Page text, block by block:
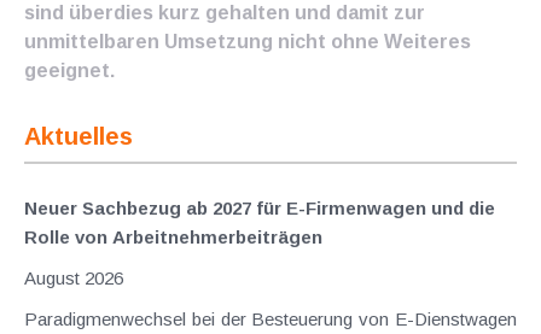
sind überdies kurz gehalten und damit zur
unmittelbaren Umsetzung nicht ohne Weiteres
geeignet.
Aktuelles
Neuer Sachbezug ab 2027 für E-Firmenwagen und die
Rolle von Arbeitnehmer​­beiträgen
August 2026
Paradigmenwechsel bei der Besteuerung von E-Dienstwagen